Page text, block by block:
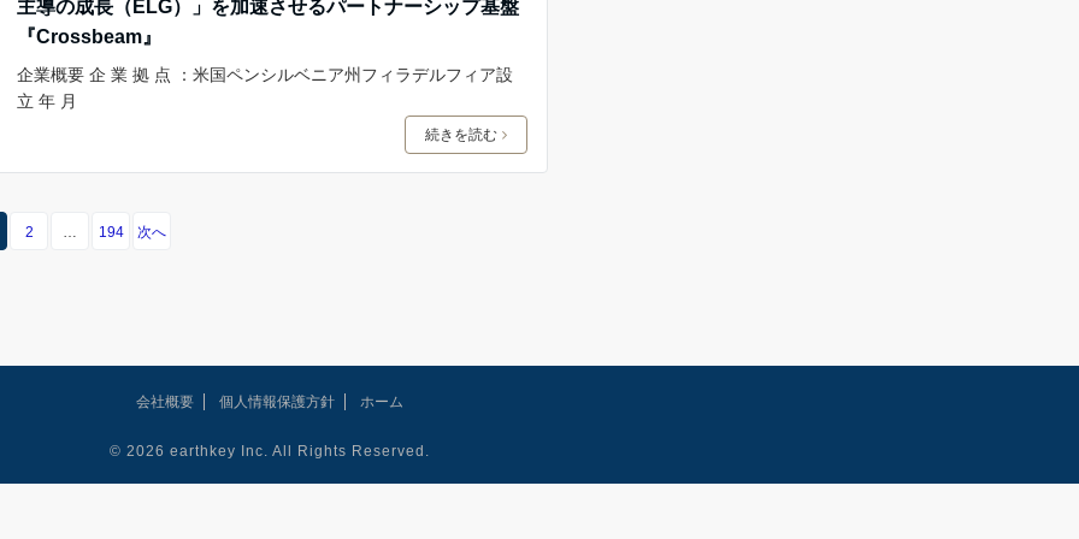
主導の成長（ELG）」を加速させるパートナーシップ基盤
『Crossbeam』
企業概要 企 業 拠 点 ：米国ペンシルベニア州フィラデルフィア設
立 年 月
続きを読む
2 194 次へ
会社概要 個人情報保護方針 ホーム
© 2026 earthkey Inc. All Rights Reserved.